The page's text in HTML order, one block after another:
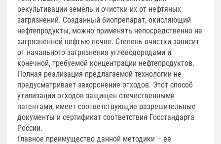
рекультивации земель и очистки их от нефтяных
загрязнений. Созданный биопрепарат, окисляющий
нефтепродукты, можно применять непосредственно на
загрязненной нефтью почве. Степень очистки зависит
от начального загрязнения углеводородами и
конечной, требуемой концентрации нефтепродуктов.
Полная реализация предлагаемой технологии не
предусматривает захоронение отходов. Этот способ
утилизации отходов защищен отечественными
патентами, имеет соответствующие разрешительные
документы и сертификат соответствия Госстандарта
России.
Главное преимущество данной методики – ее